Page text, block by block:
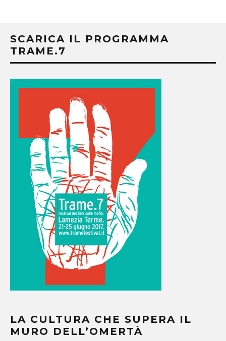
SCARICA IL PROGRAMMA
TRAME.7
LA CULTURA CHE SUPERA IL
MURO DELL’OMERTÀ